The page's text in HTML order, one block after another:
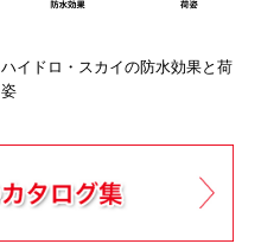
ハイドロ・スカイの防水効果と荷
姿